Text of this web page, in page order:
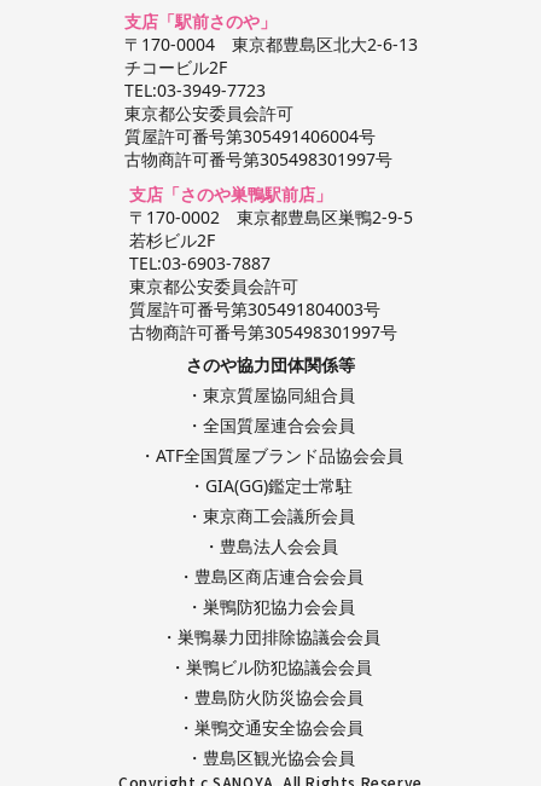
支店「駅前さのや」
〒170-0004 東京都豊島区北大2-6-13
チコービル2F
TEL:03-3949-7723
東京都公安委員会許可
質屋許可番号第305491406004号
古物商許可番号第305498301997号
支店「さのや巣鴨駅前店」
〒170-0002 東京都豊島区巣鴨2-9-5
若杉ビル2F
TEL:03-6903-7887
東京都公安委員会許可
質屋許可番号第305491804003号
古物商許可番号第305498301997号
さのや協力団体関係等
・東京質屋協同組合員
・全国質屋連合会会員
・ATF全国質屋ブランド品協会会員
・GIA(GG)鑑定士常駐
・東京商工会議所会員
・豊島法人会会員
・豊島区商店連合会会員
・巣鴨防犯協力会会員
・巣鴨暴力団排除協議会会員
・巣鴨ビル防犯協議会会員
・豊島防火防災協会会員
・巣鴨交通安全協会会員
・豊島区観光協会会員